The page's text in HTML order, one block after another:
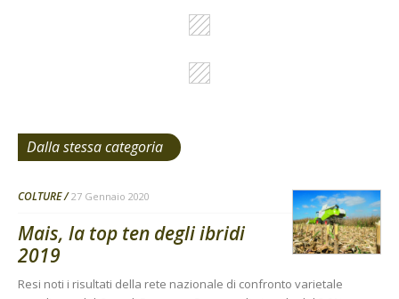
Dalla stessa categoria
COLTURE 27 Gennaio 2020
Mais, la top ten degli ibridi
2019
Resi noti i risultati della rete nazionale di confronto varietale